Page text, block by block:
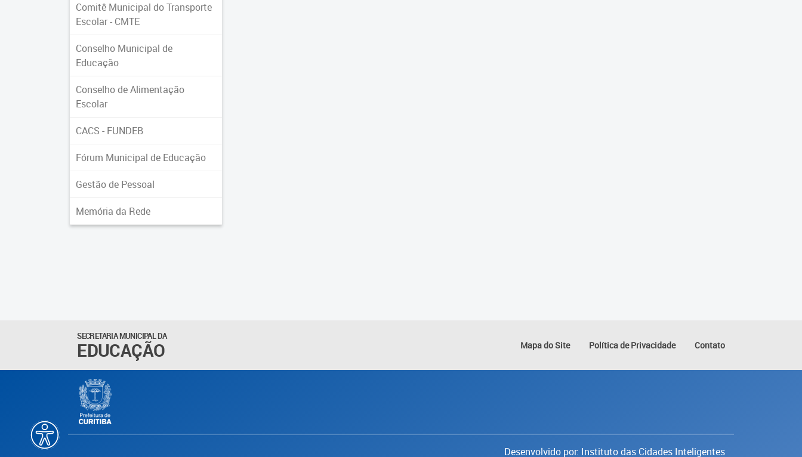
Comitê Municipal do Transporte
Escolar - CMTE
Conselho Municipal de
Educação
Conselho de Alimentação
Escolar
CACS - FUNDEB
Fórum Municipal de Educação
Gestão de Pessoal
Memória da Rede
SECRETARIA MUNICIPAL DA
EDUCAÇÃO Mapa do Site Política de Privacidade Contato
Desenvolvido por: Instituto das Cidades Inteligentes